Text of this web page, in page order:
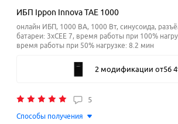
ИБП Ippon Innova TAE 1000
онлайн ИБП, 1000 ВА, 1000 Вт, синусоида,
батареи: 3xCEE 7, время работы при 100%
время работы при 50% нагрузке: 8.2 мин
2 модификации от56
5
Способы получения